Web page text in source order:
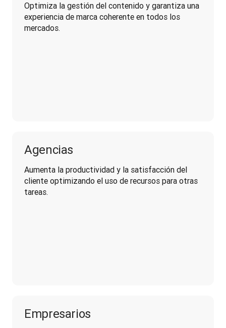
Optimiza la gestión del contenido y garantiza una
experiencia de marca coherente en todos los
mercados.
Agencias
Aumenta la productividad y la satisfacción del
cliente optimizando el uso de recursos para otras
tareas.
Empresarios